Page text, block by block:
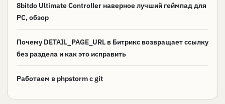
8bitdo Ultimate Controller наверное лучший геймпад для
PC, обзор
Почему DETAIL_PAGE_URL в Битрикс возвращает ссылку
без раздела и как это исправить
Работаем в phpstorm с git